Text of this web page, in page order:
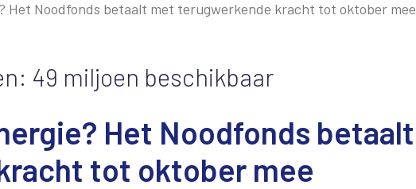
Het Noodfonds betaalt met terugwerkende kracht tot oktober mee
49 miljoen beschikbaar
Het Noodfonds betaalt
tot oktober mee